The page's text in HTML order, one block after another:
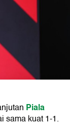
Piala
sama kuat 1-1.